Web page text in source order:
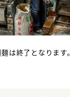
は終了となります。